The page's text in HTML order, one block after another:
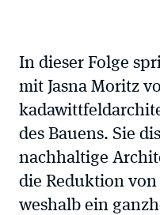
In dieser Folge
mit Jasna Moritz
des Bauens. Sie
nachhaltige
die Reduktion von
weshalb ein